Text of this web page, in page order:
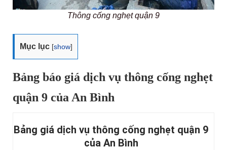
Thông cống nghẹt quận 9
Mục lục [show]
Bảng báo giá dịch vụ thông cống nghẹt
quận 9 của An Bình
Bảng giá dịch vụ thông cống nghẹt quận 9
của An Bình